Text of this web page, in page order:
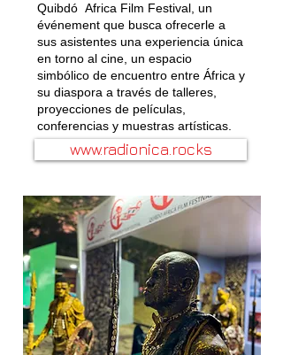
Quibdó Africa Film Festival, un
événement que busca ofrecerle a
sus asistentes una experiencia única
en torno al cine, un espacio
simbólico de encuentro entre África y
su diaspora a través de talleres,
proyecciones de películas,
conferencias y muestras artísticas.
www.radionica.rocks